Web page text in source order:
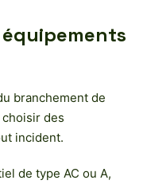
branchement de
des
incident.
de type AC ou A,